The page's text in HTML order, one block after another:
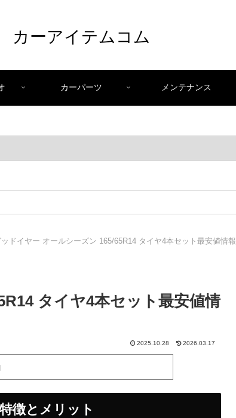
カーアイテムコム
カーパーツ メンテナンス
ッドイヤー オールシーズン 165/65R14 タイヤ4本セット最安値情報
タイヤ4本セット最安値情
2025.10.28 2026.03.17
徴とメリット